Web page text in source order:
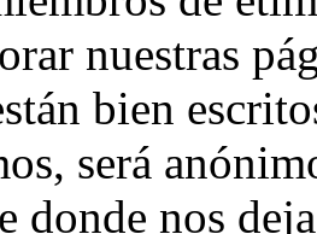
nuestras
bien
será
donde nos